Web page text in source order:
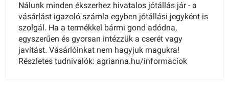
Nálunk minden ékszerhez hivatalos jótállás jár - a
vásárlást igazoló számla egyben jótállási jegyként is
szolgál. Ha a termékkel bármi gond adódna,
egyszerűen és gyorsan intézzük a cserét vagy
javítást. Vásárlóinkat nem hagyjuk magukra!
Részletes tudnivalók: agrianna.hu/informaciok